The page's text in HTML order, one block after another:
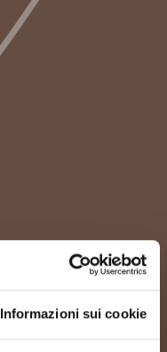
Informazioni sui cookie